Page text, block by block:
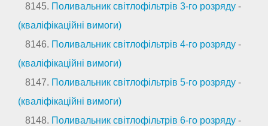
8145. Поливальник світлофільтрів 3-го розряду -
(кваліфікаційні вимоги)
8146. Поливальник світлофільтрів 4-го розряду -
(кваліфікаційні вимоги)
8147. Поливальник світлофільтрів 5-го розряду -
(кваліфікаційні вимоги)
8148. Поливальник світлофільтрів 6-го розряду -